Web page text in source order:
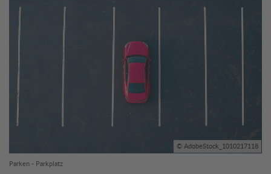
© AdobeStock_1010217118
Parken - Parkplatz